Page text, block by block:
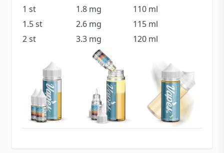
1 st
1.8 mg
110 ml
1.5 st
2.6 mg
115 ml
2 st
3.3 mg 120 ml
Serie
Seriously Fruity
Apelsin
DoozyVape Co.
Tillverkningsland
United Kindom
Typ
Shortfill
Utrymme för
nikotinshots
20 ml (2 st)